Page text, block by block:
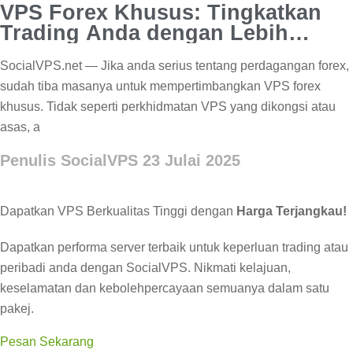
VPS Forex Khusus: Tingkatkan
Trading Anda dengan Lebih
SocialVPS.net — Jika anda serius tentang perdagangan forex,
sudah tiba masanya untuk mempertimbangkan VPS forex
khusus. Tidak seperti perkhidmatan VPS yang dikongsi atau
asas, a
Penulis SocialVPS 23 Julai 2025
Dapatkan VPS Berkualitas Tinggi dengan Harga Terjangkau!
Dapatkan performa server terbaik untuk keperluan trading atau
peribadi anda dengan SocialVPS. Nikmati kelajuan,
keselamatan dan kebolehpercayaan semuanya dalam satu
pakej.
Pesan Sekarang